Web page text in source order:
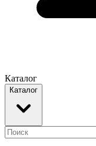
Каталог
Каталог